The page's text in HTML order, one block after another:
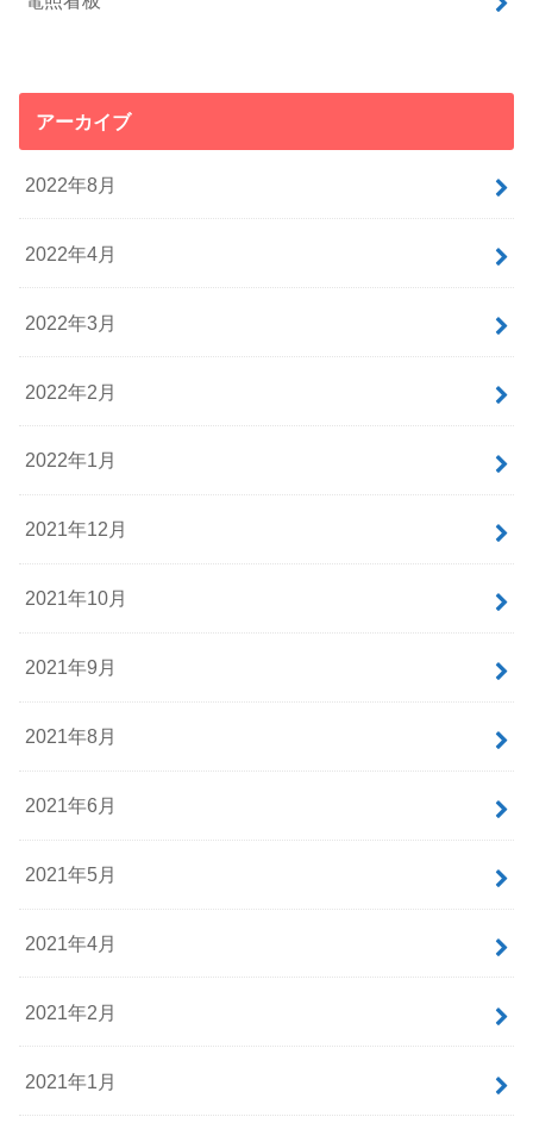
アーカイブ
2022年8月
2022年4月
2022年3月
2022年2月
2022年1月
2021年12月
2021年10月
2021年9月
2021年8月
2021年6月
2021年5月
2021年4月
2021年2月
2021年1月